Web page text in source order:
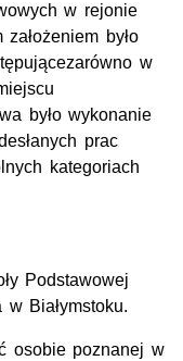
w rejonie
było
w
było wykonanie
prac
kategoriach
Podstawowej
Białymstoku.
osobie poznanej w